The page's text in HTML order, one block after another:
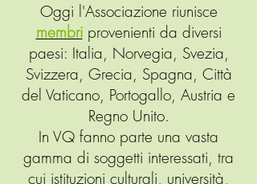
Oggi l'Associazione riunisce
membri provenienti da diversi
paesi: Italia, Norvegia, Svezia,
Svizzera, Grecia, Spagna, Città
del Vaticano, Portogallo, Austria e
Regno Unito.
In VQ fanno parte una vasta
gamma di soggetti interessati, tra
cui istituzioni culturali, università,